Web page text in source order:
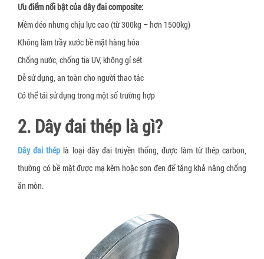
Đệm giảm chấn pallet
Khóa đai nhựa
Giấy tổ ong bọc hàng
Dây đai xơ sợi thực vật
Dây đai giấy
Thùng carton, hộp carton
Pallet giấy tổ ong
Giấy bóng khí gói hàng
Ưu điểm nổi bật của dây đai composite:
Mềm dẻo nhưng chịu lực cao (từ 300kg – hơn 1500kg)
Không làm trầy xước bề mặt hàng hóa
Chống nước, chống tia UV, không gỉ sét
Dễ sử dụng, an toàn cho người thao tác
Có thể tái sử dụng trong một số trường hợp
2. Dây đai thép là gì?
Dây đai thép là loại dây đai truyền thống, được làm từ thép carbon,
thường có bề mặt được mạ kẽm hoặc sơn đen để tăng khả năng chống
ăn mòn.